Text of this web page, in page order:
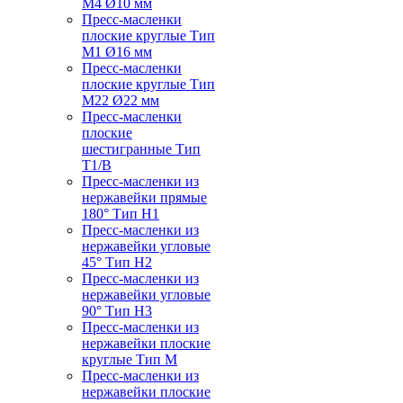
M4 Ø10 мм
Пресс-масленки
плоские круглые Тип
M1 Ø16 мм
Пресс-масленки
плоские круглые Тип
M22 Ø22 мм
Пресс-масленки
плоские
шестигранные Тип
T1/B
Пресс-масленки из
нержавейки прямые
180° Тип H1
Пресс-масленки из
нержавейки угловые
45° Тип H2
Пресс-масленки из
нержавейки угловые
90° Тип H3
Пресс-масленки из
нержавейки плоские
круглые Тип M
Пресс-масленки из
нержавейки плоские